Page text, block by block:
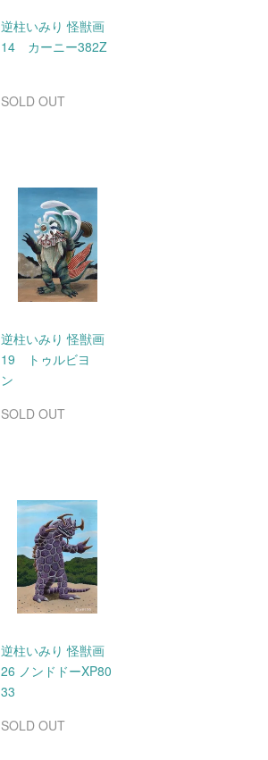
逆柱いみり 怪獣画
14 カーニー382Z
SOLD OUT
逆柱いみり 怪獣画
19 トゥルビヨ
ン
SOLD OUT
逆柱いみり 怪獣画
26 ノンドドーXP80
33
SOLD OUT